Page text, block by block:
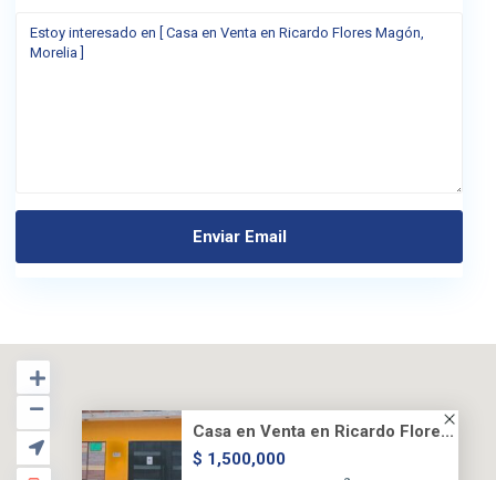
Casa en Venta en Ricardo Flore...
$ 1,500,000